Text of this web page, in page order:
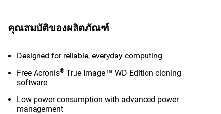
คุณสมบัติของผลิตภัณฑ์
Designed for reliable, everyday computing
Free Acronis® True Image™ WD Edition cloning
software
Low power consumption with advanced power
management